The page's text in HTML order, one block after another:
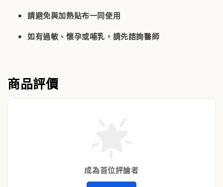
請避免與加熱貼布一同使用
如有過敏、懷孕或哺乳，請先諮詢醫師
商品評價
成為首位評論者